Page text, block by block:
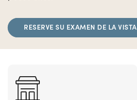
RESERVE SU EXAMEN DE LA VISTA